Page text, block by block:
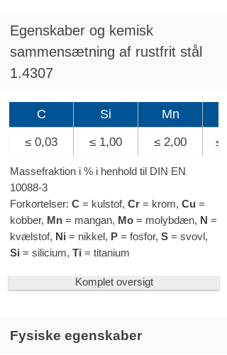
Egenskaber og kemisk
sammensætning af rustfrit stål
1.4307
C Si Mn
≤ 0,03 ≤ 1,00 ≤ 2,00 ≤
Komplet oversigt
Massefraktion i % i henhold til DIN EN
10088-3
Forkortelser: C = kulstof, Cr = krom, Cu =
kobber, Mn = mangan, Mo = molybdæn, N =
kvælstof, Ni = nikkel, P = fosfor, S = svovl,
Si = silicium, Ti = titanium
Fysiske egenskaber